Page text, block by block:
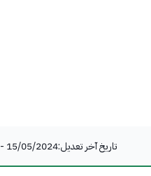
تاريخ آخر تعديل:15/05/2024 - 01:45 PM